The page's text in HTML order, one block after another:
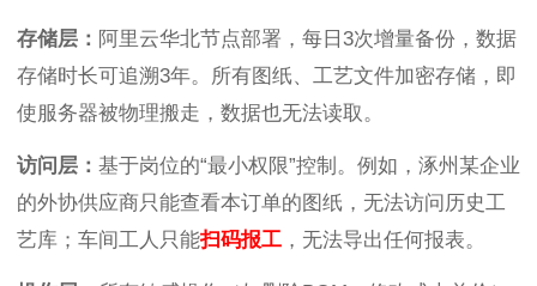
存储层： 阿里云华北节点部署，每日3次增量备份，数据
存储时长可追溯3年。所有图纸、工艺文件加密存储，即
使服务器被物理搬走，数据也无法读取。
访问层： 基于岗位的“最小权限”控制。例如，涿州某企业
的外协供应商只能查看本订单的图纸，无法访问历史工
艺库；车间工人只能扫码报工 ，无法导出任何报表。